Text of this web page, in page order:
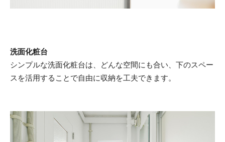
洗面化粧台
シンプルな洗面化粧台は、どんな空間にも合い、下のスペー
スを活用することで自由に収納を工夫できます。